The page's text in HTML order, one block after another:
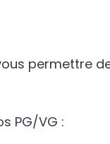
permettre
PG/VG :